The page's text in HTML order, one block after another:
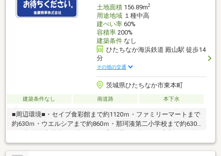
土地面積156.89m2
用途地域１種中高
建ぺい率60%
容積率200%
建築条件なし
ひたちなか海浜鉄道 殿山駅 徒歩14
分
その他の交通
茨城県ひたちなか市東本町
建築条件なし 南道路 本下水
■周辺環境■・セイブ食彩館まで約1120ｍ・ファミリーマートまで
約630ｍ・ウエルシアまで約860ｍ・那珂湊第二小学校まで約630
ス・マイホームカウンター◆土地探しと同時に、お客様が気にな
るハウスメーカーや建築業者様を無料でご相談いただけます！ま